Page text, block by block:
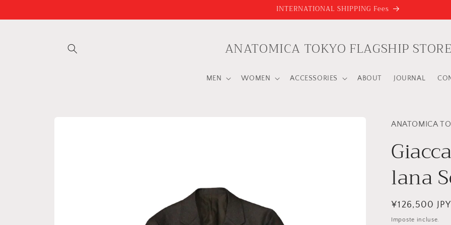
ai contenuti
INTERNATIONAL SHIPPING Fees
ANATOMICA TOKYO FLAGSHIP STORE
MEN WOMEN ACCESSORIES ABOUT JOURNAL
ANATOMICA
lana
Prezzo
di
¥126,500 JPY
Imposte incluse.